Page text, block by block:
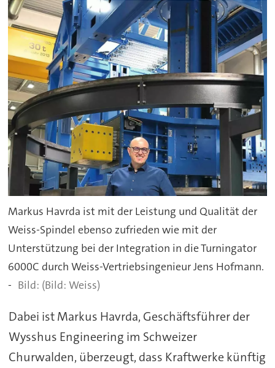
Markus Havrda ist mit der Leistung und Qualität der
Weiss-Spindel ebenso zufrieden wie mit der
Unterstützung bei der Integration in die Turningator
6000C durch Weiss-Vertriebsingenieur Jens Hofmann.
-
(Bild: Weiss)
Dabei ist Markus Havrda, Geschäftsführer der
Wysshus Engineering im Schweizer
Churwalden, überzeugt, dass Kraftwerke künftig